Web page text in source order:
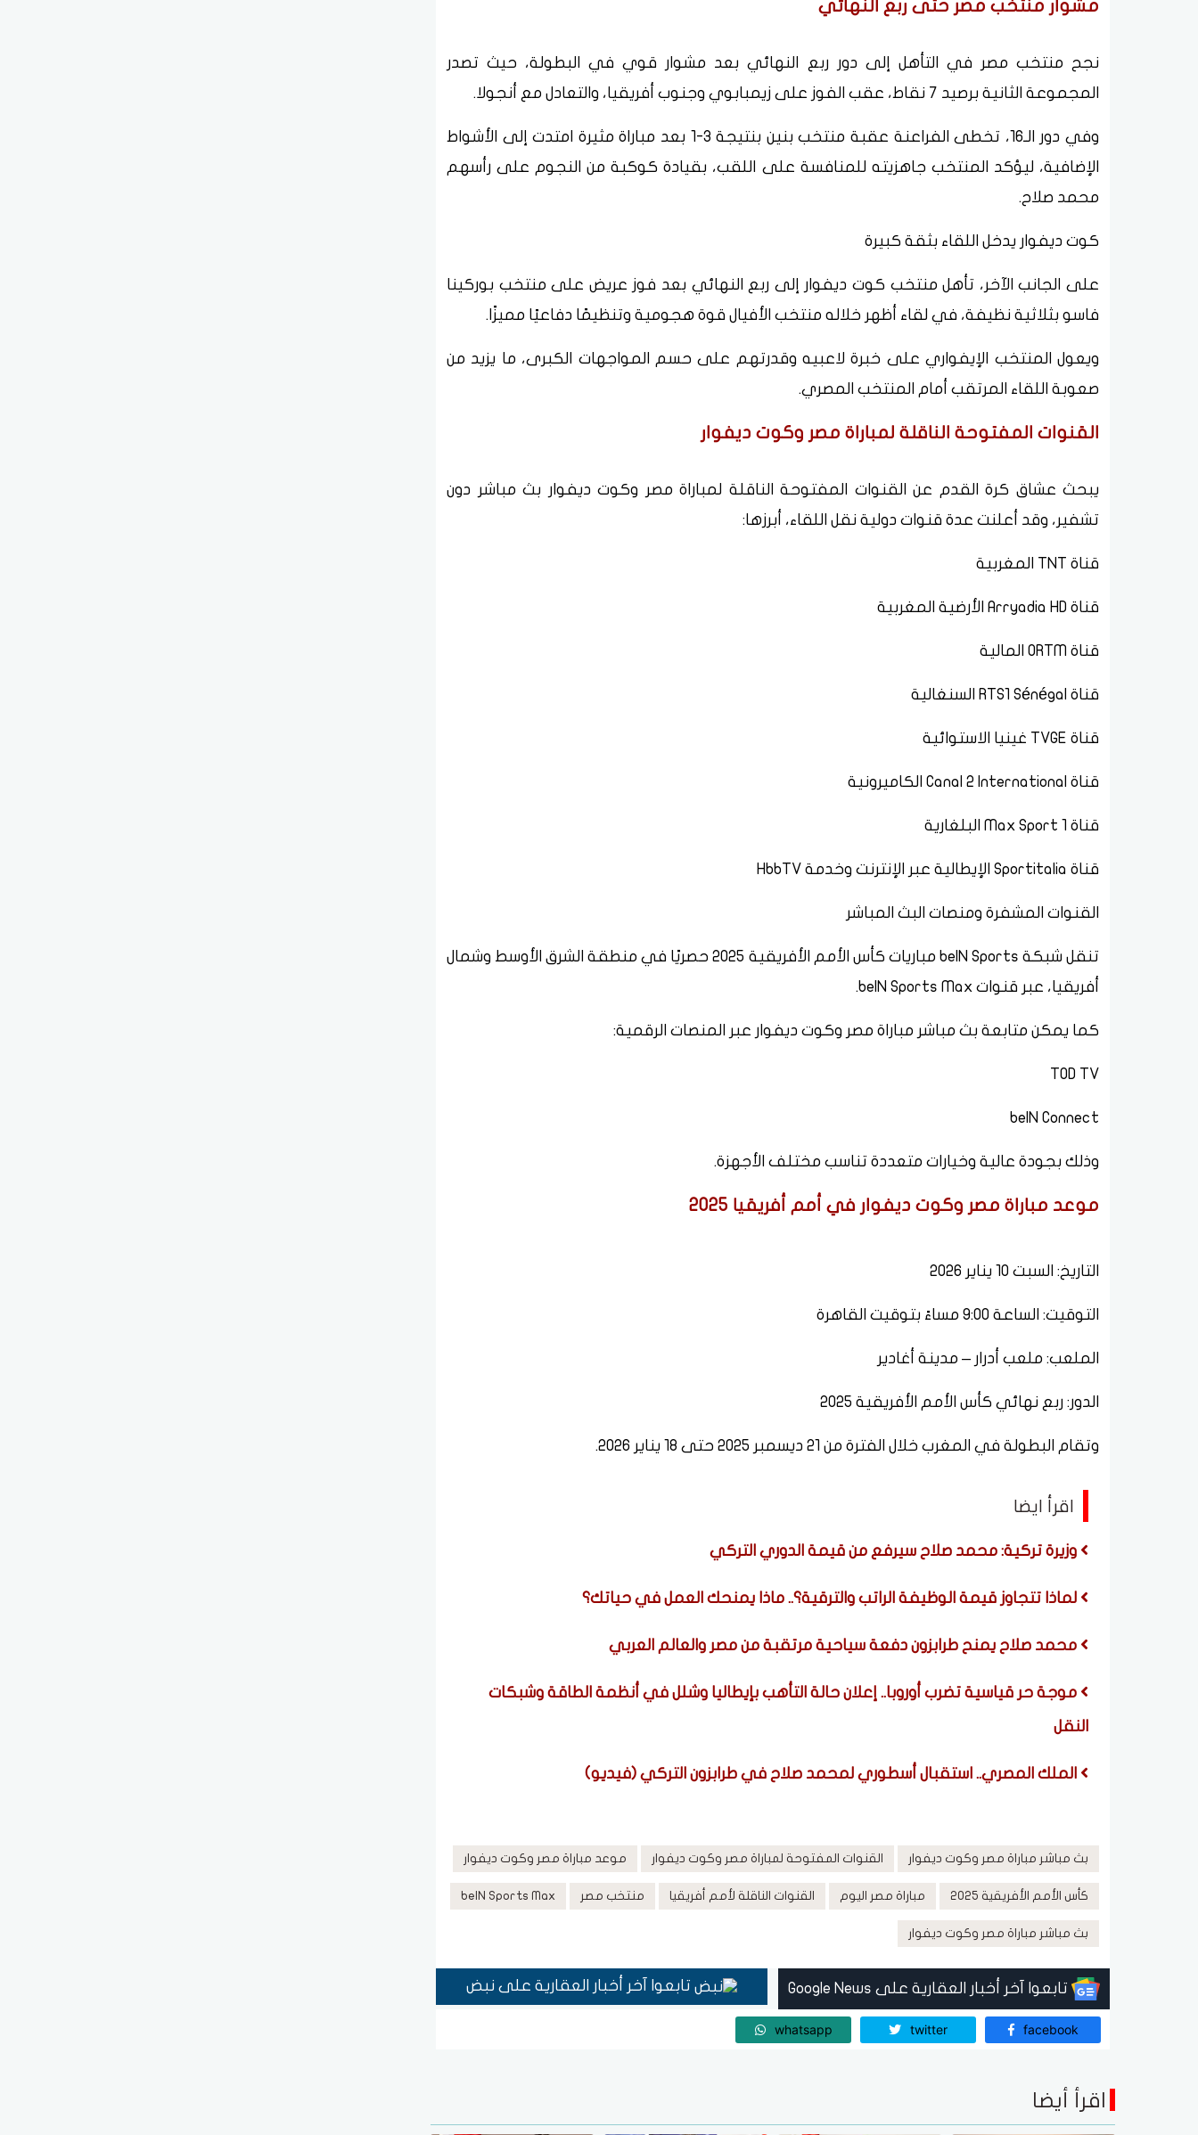
مشوار منتخب مصر حتى ربع النهائي
نجح منتخب مصر في التأهل إلى دور ربع النهائي بعد مشوار قوي في البطولة، حيث تصدر
المجموعة الثانية برصيد 7 نقاط، عقب الفوز على زيمبابوي وجنوب أفريقيا، والتعادل مع أنجولا.
وفي دور الـ16، تخطى الفراعنة عقبة منتخب بنين بنتيجة 3-1 بعد مباراة مثيرة امتدت إلى الأشواط
الإضافية، ليؤكد المنتخب جاهزيته للمنافسة على اللقب، بقيادة كوكبة من النجوم على رأسهم
محمد صلاح.
كوت ديفوار يدخل اللقاء بثقة كبيرة
على الجانب الآخر، تأهل منتخب كوت ديفوار إلى ربع النهائي بعد فوز عريض على منتخب بوركينا
فاسو بثلاثية نظيفة، في لقاء أظهر خلاله منتخب الأفيال قوة هجومية وتنظيمًا دفاعيًا مميزًا.
ويعول المنتخب الإيفواري على خبرة لاعبيه وقدرتهم على حسم المواجهات الكبرى، ما يزيد من
صعوبة اللقاء المرتقب أمام المنتخب المصري.
القنوات المفتوحة الناقلة لمباراة مصر وكوت ديفوار
يبحث عشاق كرة القدم عن القنوات المفتوحة الناقلة لمباراة مصر وكوت ديفوار بث مباشر دون
تشفير، وقد أعلنت عدة قنوات دولية نقل اللقاء، أبرزها:
قناة TNT المغربية
قناة Arryadia HD الأرضية المغربية
قناة ORTM المالية
قناة RTS1 Sénégal السنغالية
قناة TVGE غينيا الاستوائية
قناة Canal 2 International الكاميرونية
قناة Max Sport 1 البلغارية
قناة Sportitalia الإيطالية عبر الإنترنت وخدمة HbbTV
القنوات المشفرة ومنصات البث المباشر
تنقل شبكة beIN Sports مباريات كأس الأمم الأفريقية 2025 حصريًا في منطقة الشرق الأوسط وشمال
أفريقيا، عبر قنوات beIN Sports Max.
كما يمكن متابعة بث مباشر مباراة مصر وكوت ديفوار عبر المنصات الرقمية:
TOD TV
beIN Connect
وذلك بجودة عالية وخيارات متعددة تناسب مختلف الأجهزة.
موعد مباراة مصر وكوت ديفوار في أمم أفريقيا 2025
التاريخ: السبت 10 يناير 2026
التوقيت: الساعة 9:00 مساءً بتوقيت القاهرة
الملعب: ملعب أدرار – مدينة أغادير
الدور: ربع نهائي كأس الأمم الأفريقية 2025
وتقام البطولة في المغرب خلال الفترة من 21 ديسمبر 2025 حتى 18 يناير 2026.
اقرأ ايضا
وزيرة تركية: محمد صلاح سيرفع من قيمة الدوري التركي
لماذا تتجاوز قيمة الوظيفة الراتب والترقية؟.. ماذا يمنحك العمل في حياتك؟
محمد صلاح يمنح طرابزون دفعة سياحية مرتقبة من مصر والعالم العربي
موجة حر قياسية تضرب أوروبا.. إعلان حالة التأهب بإيطاليا وشلل في أنظمة الطاقة وشبكات
النقل
الملك المصري.. استقبال أسطوري لمحمد صلاح في طرابزون التركي (فيديو)
بث مباشر مباراة مصر وكوت ديفوار القنوات المفتوحة لمباراة مصر وكوت ديفوار موعد مباراة مصر وكوت ديفوار
كأس الأمم الأفريقية 2025 مباراة مصر اليوم القنوات الناقلة لأمم أفريقيا منتخب مصر beIN Sports Max
بث مباشر مباراة مصر وكوت ديفوار
تابعوا آخر أخبار العقارية على Google News تابعوا آخر أخبار العقارية على نبض
facebook
twitter
whatsapp
اقرأ أيضا